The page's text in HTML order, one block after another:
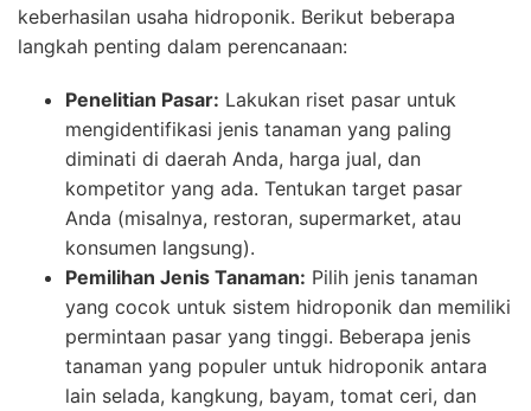
keberhasilan usaha hidroponik. Berikut beberapa
langkah penting dalam perencanaan:
Penelitian Pasar: Lakukan riset pasar untuk
mengidentifikasi jenis tanaman yang paling
diminati di daerah Anda, harga jual, dan
kompetitor yang ada. Tentukan target pasar
Anda (misalnya, restoran, supermarket, atau
konsumen langsung).
Pemilihan Jenis Tanaman: Pilih jenis tanaman
yang cocok untuk sistem hidroponik dan memiliki
permintaan pasar yang tinggi. Beberapa jenis
tanaman yang populer untuk hidroponik antara
lain selada, kangkung, bayam, tomat ceri, dan